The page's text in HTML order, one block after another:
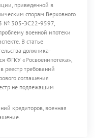
приведенной в
спорам Верховного
№ 305-ЭС22-9597,
военной ипотеки
В статье
должника-
ФГКУ «Росвоенипотека»,
реестр требований
соглашения
не подлежащим
кредиторов, военная